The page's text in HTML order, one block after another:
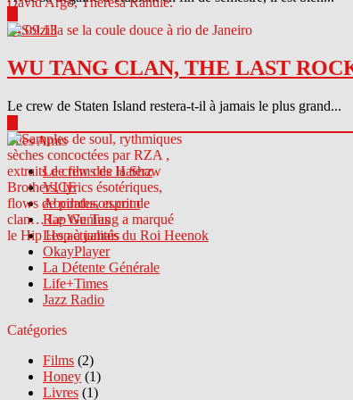
04.09.13
WU TANG CLAN, THE LAST
Le crew de Staten Island restera-t-il à jamais le plus grand...
Sites Amis
Le crew des Haterz
VICE
Abcdrduson.com
Rap Genius
Les actualités du Roi Heenok
OkayPlayer
La Détente Générale
Life+Times
Jazz Radio
Catégories
Films (2)
Honey (1)
Livres (1)